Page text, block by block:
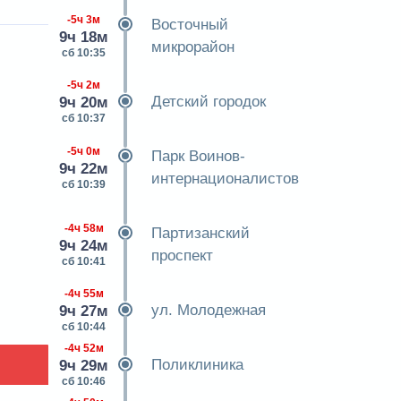
-5ч 3м
9ч 18м
сб 10:35
Восточный
микрорайон
-5ч 2м
9ч 20м
сб 10:37
Детский городок
-5ч 0м
9ч 22м
сб 10:39
Парк Воинов-
интернационалистов
-4ч 58м
9ч 24м
сб 10:41
Партизанский
проспект
-4ч 55м
9ч 27м
сб 10:44
ул. Молодежная
-4ч 52м
9ч 29м
сб 10:46
Поликлиника